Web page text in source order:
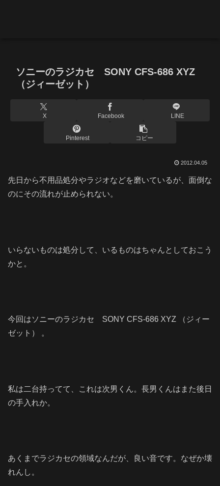
ソニーのラジカセ SONY CFS-686 XYZ
（ジィーゼット）
X Facebook LINE
Pinterest コピー
2012.04.05
先日から不用品処分やラジオなどを磨いているが、面倒な
のにその流れが止められない。
いらないものは処分して、いるものはちゃんとしておこう
かと。
今回はソニーのラジカセ SONY CFS-686 XYZ （ジィー
ゼット） 。
私は二台持ってて、これは次男くん。長男くんはまた後日
の手入れか。
あくまでラジカセの領域なんだが、良い音です。なぜか壊
れんし。